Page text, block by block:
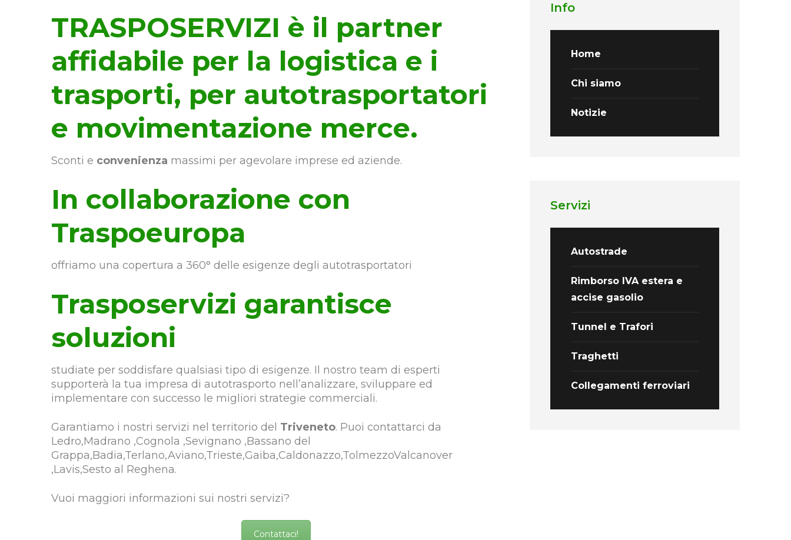
TRASPOSERVIZI è il partner
affidabile per la logistica e i
trasporti, per autotrasportatori
e movimentazione merce.
Sconti e convenienza massimi per agevolare imprese ed aziende.
In collaborazione con
Traspoeuropa
offriamo una copertura a 360° delle esigenze degli autotrasportatori
Trasposervizi garantisce
soluzioni
studiate per soddisfare qualsiasi tipo di esigenze. Il nostro team di esperti
supporterà la tua impresa di autotrasporto nell’analizzare, sviluppare ed
implementare con successo le migliori strategie commerciali.
Garantiamo i nostri servizi nel territorio del Triveneto. Puoi contattarci da
Ledro,Madrano ,Cognola ,Sevignano ,Bassano del
Grappa,Badia,Terlano,Aviano,Trieste,Gaiba,Caldonazzo,TolmezzoValcanover
,Lavis,Sesto al Reghena.
Vuoi maggiori informazioni sui nostri servizi?
Contattaci!
Info
Home
Chi siamo
Notizie
Servizi
Autostrade
Rimborso IVA estera e
accise gasolio
Tunnel e Trafori
Traghetti
Collegamenti ferroviari